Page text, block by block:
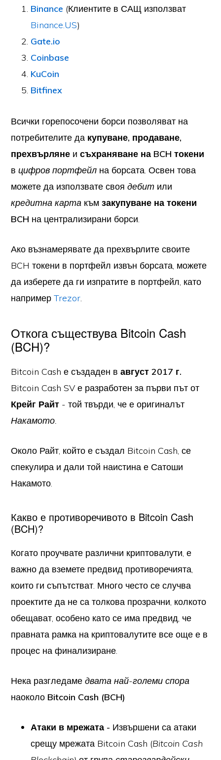
Binance (Клиентите в САЩ използват
Binance.US)
Gate.io
Coinbase
KuCoin
Bitfinex
Всички горепосочени борси позволяват на
потребителите да купуване, продаване,
прехвърляне исъхраняване на BCH токени
вцифров портфейл на борсата. Освен това
можете да използвате своядебит или
кредитна карта къмзакупуване на токени
BCH на централизирани борси.
Ако възнамерявате да прехвърлите своите
BCH токени в портфейл извън борсата, можете
да изберете да ги изпратите в портфейл, като
напримерTrezor.
Откога съществува Bitcoin Cash
(BCH)?
Bitcoin Cash е създаден вавгуст 2017 г.
Bitcoin Cash SV е разработен за първи път от
Крейг Райт - той твърди, че е оригиналът
Накамото.
Около Райт, който е създал Bitcoin Cash, се
спекулира и дали той наистина е Сатоши
Накамото.
Какво е противоречивото в Bitcoin Cash
(BCH)?
Когато проучвате различни криптовалути, е
важно да вземете предвид противоречията,
които ги съпътстват. Много често се случва
проектите да не са толкова прозрачни, колкото
обещават, особено като се има предвид, че
правната рамка на криптовалутите все още е в
процес на финализиране.
Нека разгледамедвата най-големи спора
наоколо Bitcoin Cash (BCH)
Атаки в мрежата - Извършени са атаки
срещу мрежата Bitcoin Cash (Bitcoin Cash